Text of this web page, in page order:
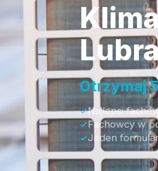
Otrzymaj
Najlepsi
Fachowcy w
Jeden